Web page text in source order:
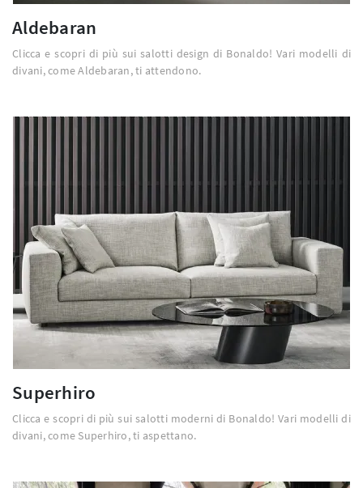
Aldebaran
Clicca e scopri di più sui salotti design di Bonaldo! Vari modelli di
divani, come Aldebaran, ti attendono.
Superhiro
Clicca e scopri di più sui salotti moderni di Bonaldo! Vari modelli di
divani, come Superhiro, ti aspettano.